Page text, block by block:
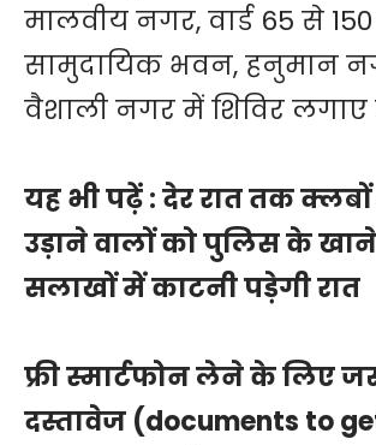
मालवीय नगर, वार्ड 65 से
सामुदायिक भवन, हनुमान
वैशाली नगर में शिविर लगाए
यह भी पढ़ें :देर रात तक
उड़ाने वालों को पुलिस के
सलाखों में काटनी पड़ेगी रात
फ्री स्मार्टफोन लेने के लिए
दस्तावेज (documents to